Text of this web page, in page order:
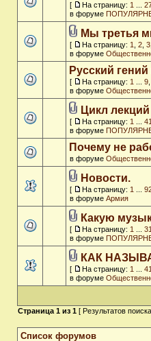
[ На страницу: 1
в форуме
Мы третья
[ На страницу: 1 2 3
в форуме
Русский
[ На страницу: 1 9
в форуме
Цикл
[ На страницу: 1 41
в форуме
Почему не
в форуме
Новости.
[ На страницу: 1
в форуме Армия
Какую
[ На страницу: 1
в форуме
КАК
[ На страницу: 1
в форуме
Страница 1 из 1 [ Результатов
Список форумов